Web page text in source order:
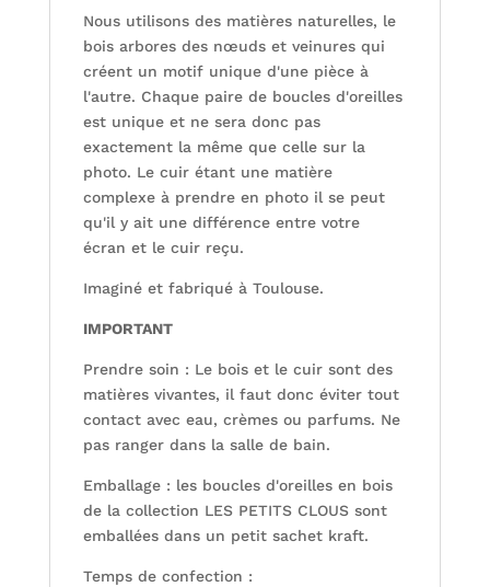
Nous utilisons des matières naturelles, le
bois arbores des nœuds et veinures qui
créent un motif unique d'une pièce à
l'autre. Chaque paire de boucles d'oreilles
est unique et ne sera donc pas
exactement la même que celle sur la
photo. Le cuir étant une matière
complexe à prendre en photo il se peut
qu'il y ait une différence entre votre
écran et le cuir reçu.
Imaginé et fabriqué à Toulouse.
IMPORTANT
Prendre soin : Le bois et le cuir sont des
matières vivantes, il faut donc éviter tout
contact avec eau, crèmes ou parfums. Ne
pas ranger dans la salle de bain.
Emballage : les boucles d'oreilles en bois
de la collection LES PETITS CLOUS sont
emballées dans un petit sachet kraft.
Temps de confection :